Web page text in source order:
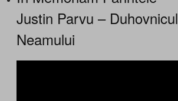
Justin Parvu – Duhovnicul
Neamului